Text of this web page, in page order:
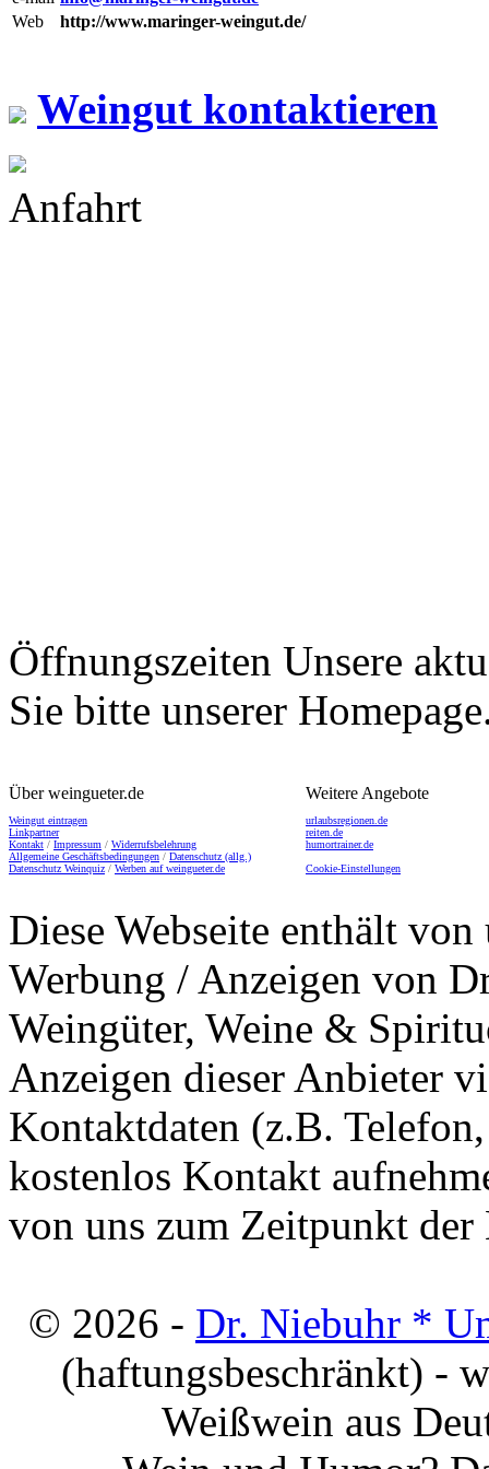
Web
http://www.maringer-weingut.de/
Weingut kontaktieren
Anfahrt
Öffnungszeiten Unsere
Sie bitte unserer
Über weingueter.de
Weingut eintragen
Linkpartner
Kontakt / Impressum / Widerrufsbelehrung
Allgemeine Geschäftsbedingungen / Datenschutz (allg.)
Datenschutz Weinquiz / Werben auf weingueter.de
Weitere Angebote
urlaubsregionen.de
reiten.de
humortrainer.de
Cookie-Einstellungen
Diese Webseite enthält
Werbung / Anzeigen von
Weingüter, Weine &
Anzeigen dieser Anbieter
Kontaktdaten (z.B.
kostenlos Kontakt
von uns zum Zeitpunkt
© 2026 - Dr. Niebuhr *
(haftungsbeschränkt) -
Weißwein aus